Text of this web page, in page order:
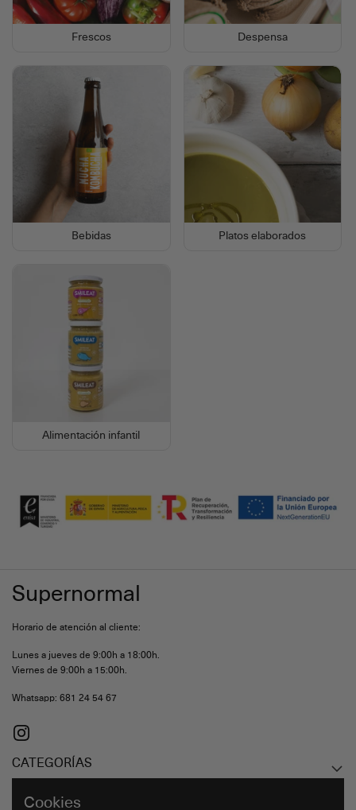
Frescos Despensa
Bebidas Platos elaborados
Alimentación infantil
Supernormal
Horario de atención al cliente:
Lunes a jueves de 9:00h a 18:00h.
Viernes de 9:00h a 15:00h.
Whatsapp: 681 24 54 67
Instagram
CATEGORÍAS
Cookies